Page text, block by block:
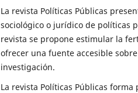
La revista Políticas Públicas
sociológico o jurídico de políticas
revista se propone estimular la
ofrecer una fuente accesible
investigación.
La revista Políticas Públicas